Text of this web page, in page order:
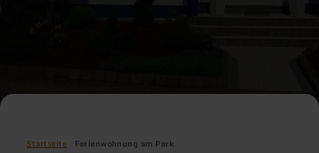
Startseite Ferienwohnung am Park